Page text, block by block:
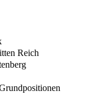
Reich